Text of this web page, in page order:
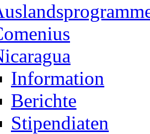
Information
Berichte
Stipendiaten